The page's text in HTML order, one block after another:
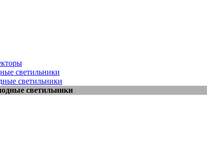
светильники
светильники
светильники